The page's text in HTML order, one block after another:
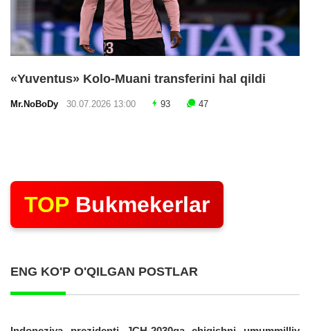
«Yuventus» Kolo-Muani transferini hal qildi
Mr.NoBoDy 30.07.2026 13:00 93 47
TOP Bukmekerlar
ENG KO'P O'QILGAN POSTLAR